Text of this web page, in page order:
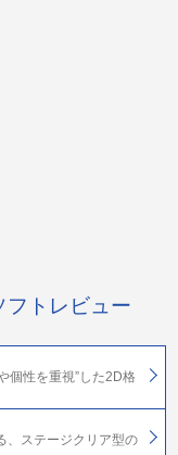
フトレビュー
個性を重視”した2D格
、ステージクリア型の